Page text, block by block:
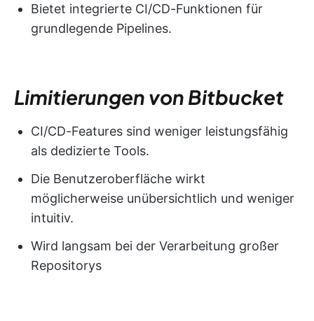
Bietet integrierte CI/CD-Funktionen für
grundlegende Pipelines.
Limitierungen von Bitbucket
CI/CD-Features sind weniger leistungsfähig
als dedizierte Tools.
Die Benutzeroberfläche wirkt
möglicherweise unübersichtlich und weniger
intuitiv.
Wird langsam bei der Verarbeitung großer
Repositorys